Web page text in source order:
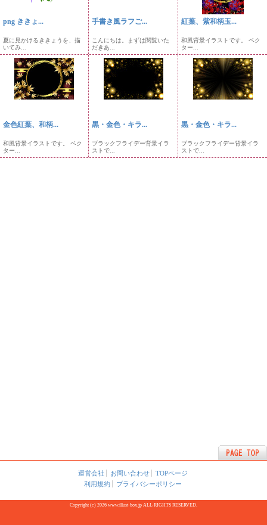
png ききょ...
夏に見かけるききょうを、描
いてみ...
手書き風ラフご...
こんにちは。まずは閲覧いた
だきあ...
紅葉、紫和柄玉...
和風背景イラストです。 ベク
ター...
金色紅葉、和柄...
和風背景イラストです。 ベク
ター...
黒・金色・キラ...
ブラックフライデー背景イラ
ストで...
黒・金色・キラ...
ブラックフライデー背景イラ
ストで...
運営会社 お問い合わせ
TOPページ
利用規約
プライバシーポリシー
Copyright (c) 2026 www.illust-box.jp ALL RIGHTS RESERVED.